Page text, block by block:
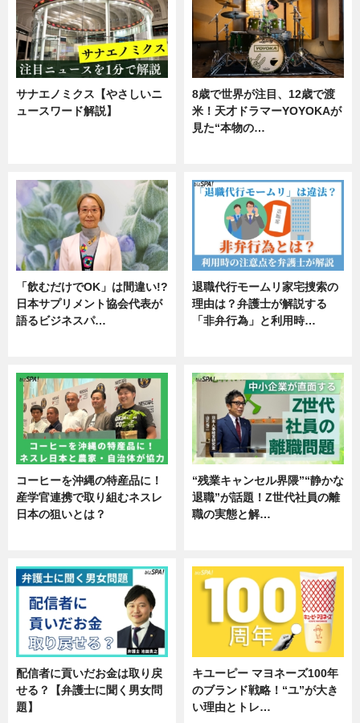
サナエノミクス【やさしいニ
ュースワード解説】
8歳で世界が注目、12歳で渡
米！天才ドラマーYOYOKAが
見た“本物の…
「飲むだけでOK」は間違い!?
日本サプリメント協会代表が
語るビジネスパ…
退職代行モームリ家宅捜索の
理由は？弁護士が解説する
「非弁行為」と利用時…
コーヒーを沖縄の特産品に！
産学官連携で取り組むネスレ
日本の狙いとは？
“残業キャンセル界隈”“静かな
退職”が話題！Z世代社員の離
職の実態と解…
配信者に貢いだお金は取り戻
せる？【弁護士に聞く男女問
題】
キユーピー マヨネーズ100年
のブランド戦略！“ユ”が大き
い理由とトレ…